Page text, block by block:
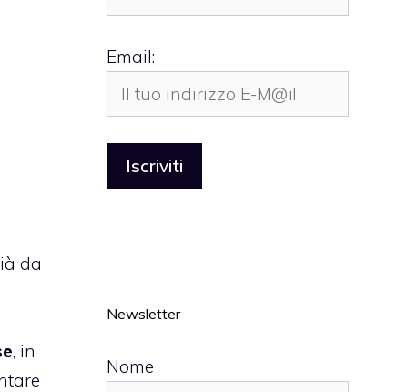
da
, in
Email:
Newsletter
Nome